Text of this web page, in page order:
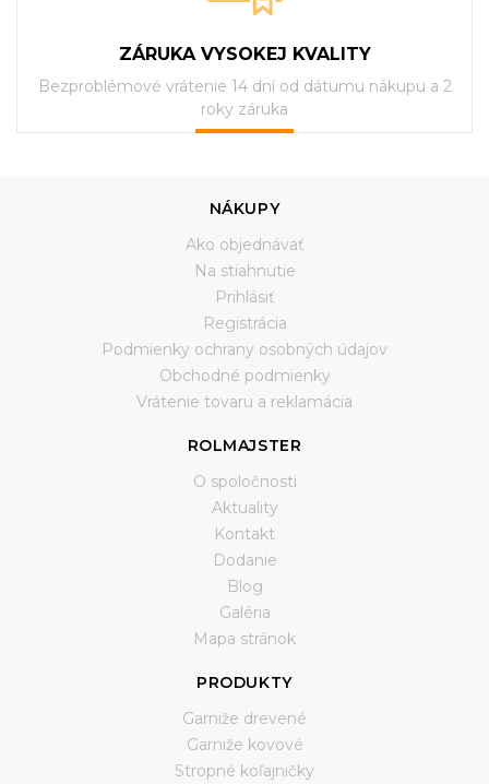
ZÁRUKA VYSOKEJ KVALITY
Bezproblémové vrátenie 14 dní od dátumu nákupu a 2
roky záruka
NÁKUPY
Ako objednávať
Na stiahnutie
Prihlásiť
Registrácia
Podmienky ochrany osobných údajov
Obchodné podmienky
Vrátenie tovaru a reklamácia
ROLMAJSTER
O spoločnosti
Aktuality
Kontakt
Dodanie
Blog
Galéria
Mapa stránok
PRODUKTY
Garniže drevené
Garniže kovové
Stropné koľajničky